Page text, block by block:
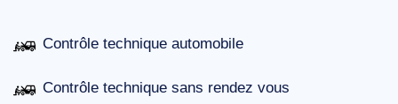
Contrôle technique automobile
Contrôle technique sans rendez vous